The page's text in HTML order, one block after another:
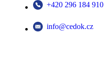
+420 296 184 910
info@cedok.cz